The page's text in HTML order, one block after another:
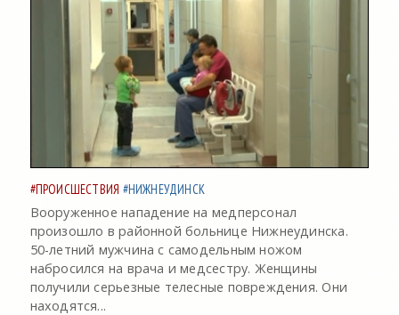
#ПРОИСШЕСТВИЯ #НИЖНЕУДИНСК
Вооруженное нападение на медперсонал
произошло в районной больнице Нижнеудинска.
50-летний мужчина с самодельным ножом
набросился на врача и медсестру. Женщины
получили серьезные телесные повреждения. Они
находятся...